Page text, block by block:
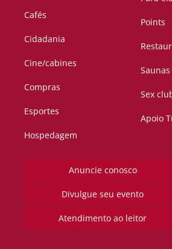
Cafés
Cidadania
Cine/cabines
Compras
Esportes
Hospedagem
Points
Saunas
Sex
Apoio
Anuncie conosco
Divulgue seu evento
Atendimento ao leitor